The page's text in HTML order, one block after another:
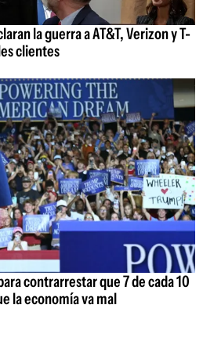
la guerra a AT&T, Verizon y T-
clientes
contrarrestar que 7 de cada 10
la economía va mal